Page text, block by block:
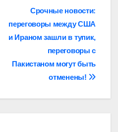
Срочные новости:
переговоры между США
и Ираном зашли в тупик,
переговоры с
Пакистаном могут быть
отменены!